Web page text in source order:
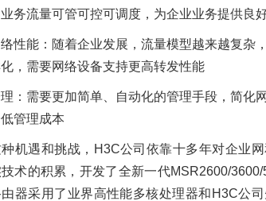
务流量可管可控可调度，为企业业务提供良
性能：随着企业发展，流量模型越来越复杂
，需要网络设备支持更高转发性能
：需要更加简单、自动化的管理手段，简化
管理成本
机遇和挑战，H3C公司依靠十多年对企业
术的积累，开发了全新一代MSR2600/
器采用了业界高性能多核处理器和H3C公